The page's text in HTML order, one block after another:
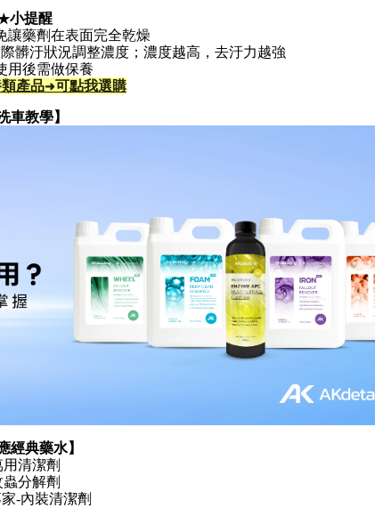
小提醒
讓藥劑在表面完全乾燥
髒汙狀況調整濃度；濃度越高，去汙力越強
用後需做保養
產品➜可點我選購
車教學】
經典藥水】
用清潔劑
蟲分解劑
-內裝清潔劑